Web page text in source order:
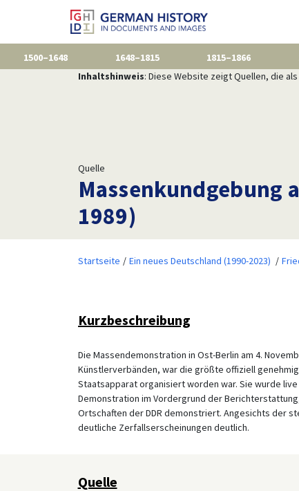
1500–1648 1648–1815 1815–1866
Inhaltshinweis: Diese Website zeigt Quellen, die
Quelle
Massenkundgebung
1989)
Startseite Ein neues Deutschland (1990-2023)
Kurzbeschreibung
Die Massendemonstration in Ost-Berlin am 4.
Künstlerverbänden, war die größte offiziell
Staatsapparat organisiert worden war. Sie wurde
Demonstration im Vordergrund der
Ortschaften der DDR demonstriert. Angesichts der
deutliche Zerfallserscheinungen deutlich.
Quelle